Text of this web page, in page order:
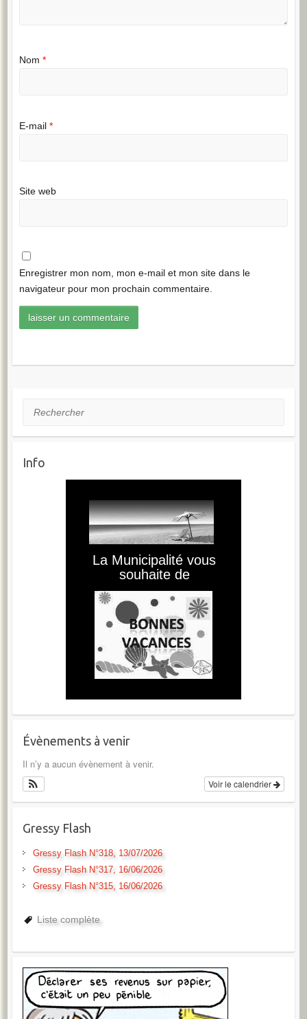
Nom *
E-mail *
Site web
Enregistrer mon nom, mon e-mail et mon site dans le
navigateur pour mon prochain commentaire.
Rechercher
Info
Évènements à venir
Il n’y a aucun évènement à venir.
Voir le calendrier
Gressy Flash
Gressy Flash N°318, 13/07/2026
Gressy Flash N°317, 16/06/2026
Gressy Flash N°315, 16/06/2026
Liste complète